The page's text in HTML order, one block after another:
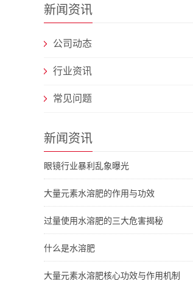
新闻资讯
公司动态
行业资讯
常见问题
新闻资讯
眼镜行业暴利乱象曝光
大量元素水溶肥的作用与功效
过量使用水溶肥的三大危害揭秘
什么是水溶肥
大量元素水溶肥核心功效与作用机制